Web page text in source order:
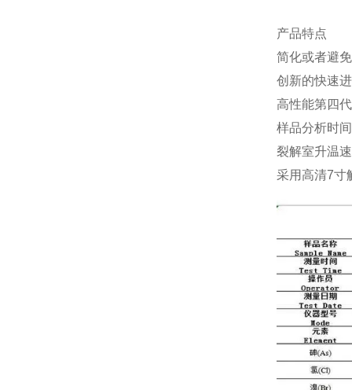
产品特点
简化或者避
创新的快速
高性能第四
样品分析时
裂解室升温
采用高清7寸